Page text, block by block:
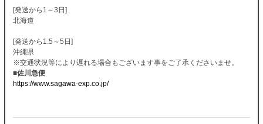
[発送から1～3日]
北海道
[発送から1.5～5日]
沖縄県
※交通状況等により遅れる場合もございます事をご了承くださいませ。
■佐川急便
https://www.sagawa-exp.co.jp/